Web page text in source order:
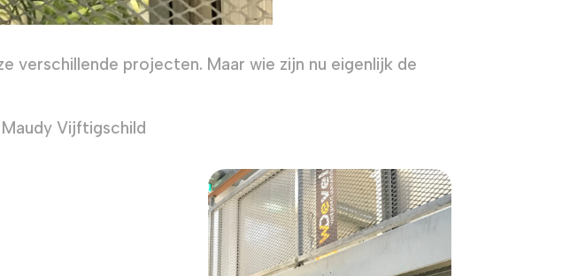
verschillende projecten. Maar wie zijn nu eigenlijk de
Maudy Vijftigschild